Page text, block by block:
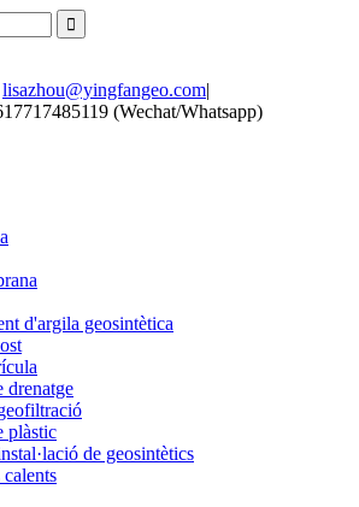
lisazhou@yingfangeo.com|
(Wechat/Whatsapp)
d'argila geosintètica
drenatge
plàstic
de geosintètics
calents